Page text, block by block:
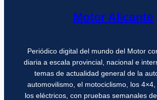
Motor Alicante
Periódico digital del mundo del Motor
diaria a escala provincial, nacional e
temas de actualidad general de la
automovilismo, el motociclismo, los
los eléctricos, con pruebas semanales